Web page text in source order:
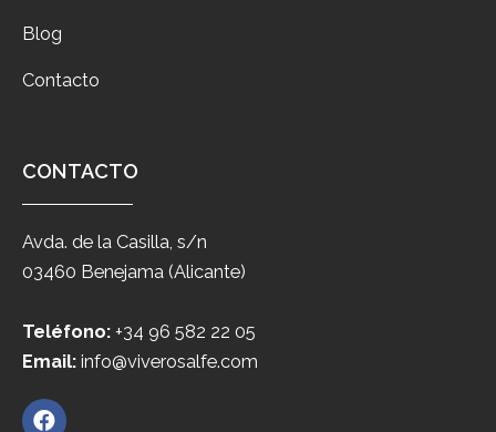
Blog
Contacto
CONTACTO
Avda. de la Casilla, s/n
03460 Benejama (Alicante)
Teléfono: +34 96 582 22 05
Email: info@viverosalfe.com